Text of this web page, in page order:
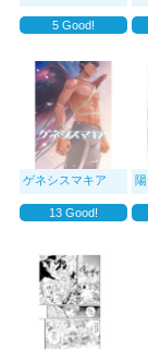
5Good!
ゲネシスマキア
13Good!